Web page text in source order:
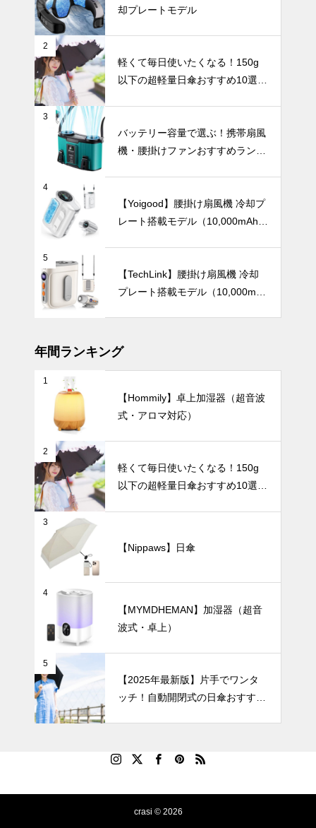
メンズ・くす
みカラーま
で、人気の日
傘を徹底比較
しを演出す
る、和モダン
テイストの陶
器花瓶おすす
め3選。
インテリア小物
シンプルで美
しい暮らし。
北欧花瓶がつ
テリア。
インテリア小物
お部屋がまる
でギャラリー
に。アートの
ように飾れる
暑さ対策
【2025年最
新版】軽くて
快適！バッグ
にすっきり収
まる「100g
台のミニ扇風
機」おすすめ
テーブルウェア
北欧柄やムー
ミンと一緒
に、心癒やさ
れるティータ
な幸せを運ぶ
UV・雨対策
バッグに入れ
ても邪魔にな
らない！超軽
量の日傘おす
すめ10選。
却プレートモデル
2
軽くて毎日使いたくなる！150g
以下の超軽量日傘おすすめ10選
3
バッテリー容量で選ぶ！携帯扇風
機・腰掛けファンおすすめランキ
4
【Yoigood】腰掛け扇風機 冷却プ
レート搭載モデル（10,000mAh・
5
【TechLink】腰掛け扇風機 冷却
プレート搭載モデル（10,000mA
年間ランキング
1
【Hommily】卓上加湿器（超音波
式・アロマ対応）
2
軽くて毎日使いたくなる！150g
以下の超軽量日傘おすすめ10選
3
【Nippaws】日傘
4
【MYMDHEMAN】加湿器（超音
波式・卓上）
5
【2025年最新版】片手でワンタ
ッチ！自動開閉式の日傘おすすめ
crasi © 2026